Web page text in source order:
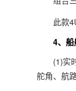
此款4U
4、船
(1)实时
舵角、航